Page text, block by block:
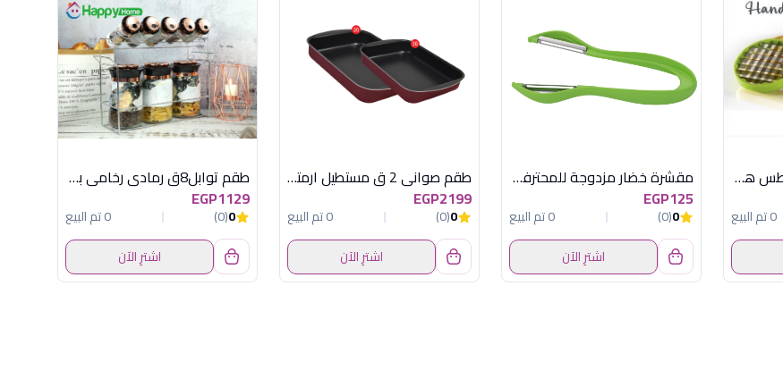
قطاعة 2×1 تفاح وبطاطس هابى هوم
0 تم البيع
مقشرة خضار مزدوجة للمحترفين توسكوما
EGP125
0
(0)
0 تم البيع
اشترِ الآن
طقم صوانى 2 ق مستطيل ارمتال تيفال
EGP2199
0
(0)
0 تم البيع
اشترِ الآن
طقم توابل8ق رمادى رخامى باستاند هابى هوم
EGP1129
0
(0)
0 تم البيع
اشترِ الآن